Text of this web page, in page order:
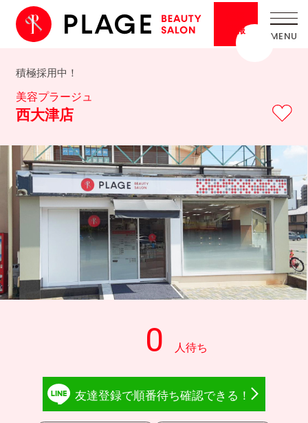
情報
積極採用中！
美容プラージュ
西大津店
友達登録で順番待ち確認できる！